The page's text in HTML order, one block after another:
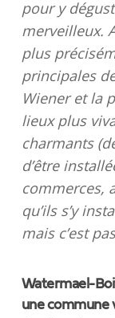
pour y
merveilleux.
plus
principales
Wiener et la
lieux plus
charmants
d’être
commerces,
qu’ils s’y
mais c’est
Watermael-
une commune